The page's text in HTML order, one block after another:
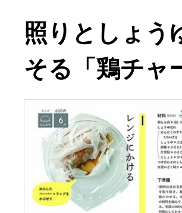
照りとしょう
そる「鶏チャ